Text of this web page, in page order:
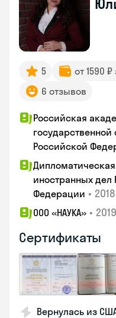
5 от 1590
6 отзывов
Российская
Российской
иностранных дел
Федерации •
ООО «НАУКА» •
Сертификаты
Вернулась из